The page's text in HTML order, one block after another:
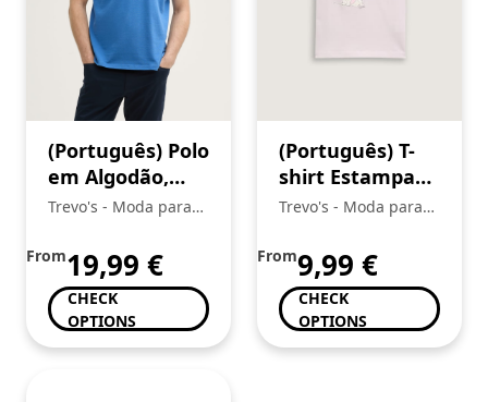
(Português) Polo
em Algodão,
Tom Tailor
Trevo's - Moda para
From19,99 €
CHECK
OPTIONS
(Português) T-
shirt Estampada
Menina, Tom
Trevo's - Moda para
From9,99 €
CHECK
OPTIONS